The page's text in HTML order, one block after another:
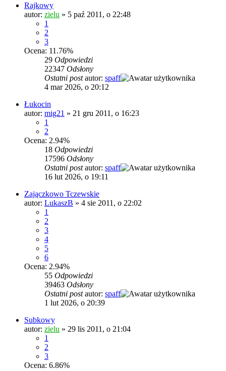
Rajkowy
autor: zielu » 5 paź 2011, o 22:48
1
2
3
Ocena: 11.76%
29 Odpowiedzi
22347 Odsłony
Ostatni postautor: spaff
4 mar 2026, o 20:12
Łukocin
autor: mig21 » 21 gru 2011, o 16:23
1
2
Ocena: 2.94%
18 Odpowiedzi
17596 Odsłony
Ostatni postautor: spaff
16 lut 2026, o 19:11
Zajączkowo Tczewskie
autor: LukaszB » 4 sie 2011, o 22:02
1
2
3
4
5
6
Ocena: 2.94%
55 Odpowiedzi
39463 Odsłony
Ostatni postautor: spaff
1 lut 2026, o 20:39
Subkowy
autor: zielu » 29 lis 2011, o 21:04
1
2
3
Ocena: 6.86%